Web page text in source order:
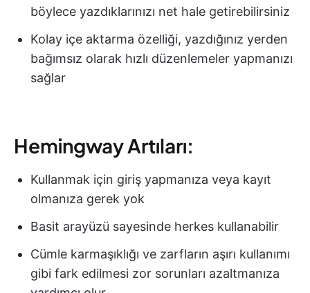
böylece yazdıklarınızı net hale getirebilirsiniz
Kolay içe aktarma özelliği, yazdığınız yerden
bağımsız olarak hızlı düzenlemeler yapmanızı
sağlar
Hemingway Artıları:
Kullanmak için giriş yapmanıza veya kayıt
olmanıza gerek yok
Basit arayüzü sayesinde herkes kullanabilir
Cümle karmaşıklığı ve zarfların aşırı kullanımı
gibi fark edilmesi zor sorunları azaltmanıza